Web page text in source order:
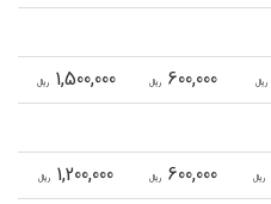
ریال 600,000 ریال 1,500,000 ریال
ریال 600,000 ریال 1,200,000 ریال